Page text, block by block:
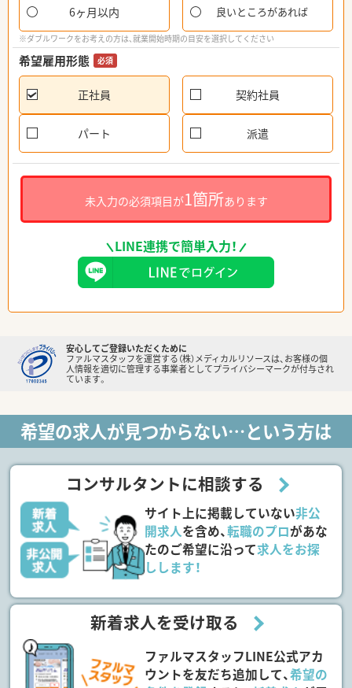
6ヶ月以内 良いところがあれば
※ダブルワークをお考えの方は、就業開始時期の目安を選択してください
希望雇用形態 必須
正社員 契約社員
パート 派遣
未入力の必須項目が1箇所あります
LINE連携で簡単入力！
安心してご登録いただくために
ファルマスタッフを運営する（株）メディカルリソースは、お客様の個
人情報を適切に管理する事業者としてプライバシーマークが付与され
ています。
希望の求人が見つからない…という方は
コンサルタントに相談する
サイト上に掲載していない非公
開求人を含め、転職のプロがあな
たのご希望に沿って求人をお探
しします！
新着求人を受け取る
ファルマスタッフLINE公式アカ
ウントを友だち追加して、希望の